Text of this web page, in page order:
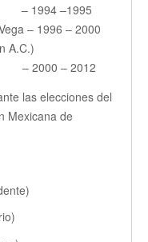
1994 –1995
– 1996 – 2000
A.C.)
– 2000 – 2012
las elecciones del
Mexicana de